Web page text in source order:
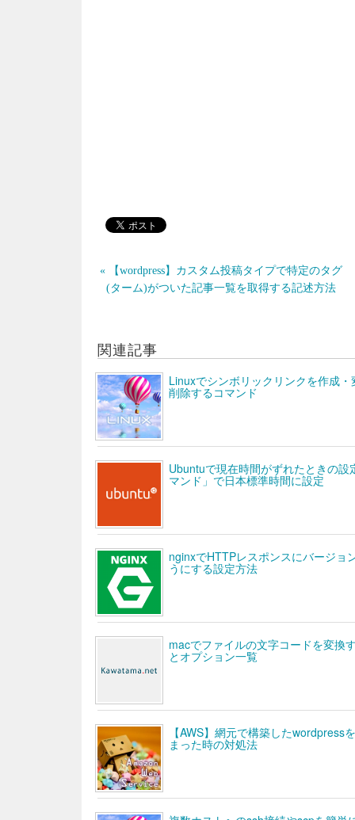
« 【wordpress】カスタム投稿タイプで特定のタグ
(ターム)がついた記事一覧を取得する記述方法
関連記事
Linuxでシンボリックリンクを作成・
削除するコマンド
Ubuntuで現在時間がずれたときの
マンド」で日本標準時間に設定
nginxでHTTPレスポンスにバージョ
うにする設定方法
macでファイルの文字コードを変換
とオプション一覧
【AWS】網元で構築した
まった時の対処法